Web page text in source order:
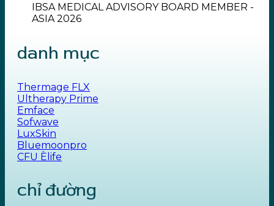
IBSA MEDICAL ADVISORY BOARD MEMBER -
ASIA 2026
danh mục
Thermage FLX
Ultherapy Prime
Emface
Sofwave
LuxSkin
Bluemoonpro
CFU Èlife
chỉ đường